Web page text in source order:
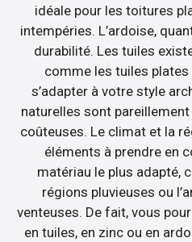
idéale pour les toitures
intempéries. L’ardoise,
durabilité. Les tuiles
comme les tuiles
s’adapter à votre style
naturelles sont pareillement
coûteuses. Le climat et la
éléments à prendre en
matériau le plus adapté,
régions pluvieuses ou
venteuses. De fait, vous
en tuiles, en zinc ou en